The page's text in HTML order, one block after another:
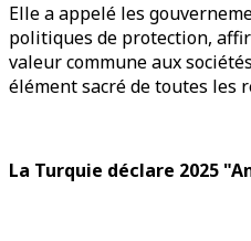
Elle a appelé les
politiques de protection,
valeur commune aux
élément sacré de toutes les
La Turquie déclare 2025